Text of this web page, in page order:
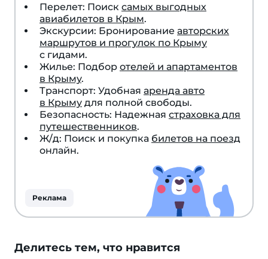
Перелет: Поиск самых выгодных
авиабилетов в Крым.
Экскурсии: Бронирование авторских
маршрутов и прогулок по Крыму
с гидами.
Жилье: Подбор отелей и апартаментов
в Крыму.
Транспорт: Удобная аренда авто
в Крыму для полной свободы.
Безопасность: Надежная страховка для
путешественников.
Ж/д: Поиск и покупка билетов на поезд
онлайн.
Реклама
Делитесь тем, что нравится